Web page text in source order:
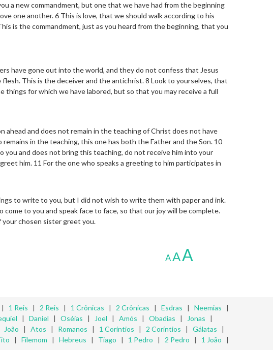
a new commandment, but one that we have had from the beginning
one another. 6 This is love, that we should walk according to his
is the commandment, just as you heard from the beginning, that you
have gone out into the world, and they do not confess that Jesus
flesh. This is the deceiver and the antichrist. 8 Look to yourselves, that
things for which we have labored, but so that you may receive a full
ahead and does not remain in the teaching of Christ does not have
remains in the teaching, this one has both the Father and the Son. 10
you and does not bring this teaching, do not receive him into your
him. 11 For the one who speaks a greeting to him participates in
to write to you, but I did not wish to write them with paper and ink.
come to you and speak face to face, so that our joy will be complete.
your chosen sister greet you.
AAA
| 1 Reis | 2 Reis | 1 Crônicas | 2 Crônicas | Esdras | Neemias |
| Daniel | Oséias | Joel | Amós | Obadias | Jonas |
João | Atos | Romanos | 1 Coríntios | 2 Coríntios | Gálatas |
| Filemom | Hebreus | Tiago | 1 Pedro | 2 Pedro | 1 João |